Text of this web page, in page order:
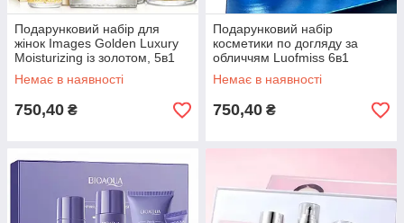
Подарунковий набір для
жінок Images Golden Luxury
Moisturizing із золотом, 5в1
Немає в наявності
750,40 ₴
Подарунковий набір
косметики по догляду за
обличчям Luofmiss 6в1
Немає в наявності
750,40 ₴